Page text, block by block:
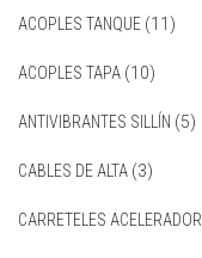
ACOPLES TANQUE (11)
ACOPLES TAPA (10)
ANTIVIBRANTES SILLÍN (5)
CABLES DE ALTA (3)
CARRETELES ACELERADOR